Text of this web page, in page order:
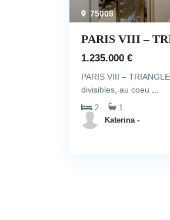
75008
PARIS VIII –
1.235.000 €
PARIS VIII –
divisibles, au coeu ...
2 1
Katerina -